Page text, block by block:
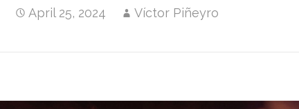
April 25, 2024 Víctor Piñeyro